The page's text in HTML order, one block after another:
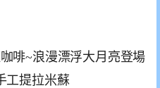
啡~浪漫漂浮大月亮登場
工提拉米蘇